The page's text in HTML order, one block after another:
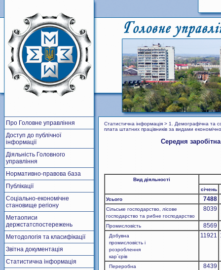
Про Головне управління
Доступ до публічної
інформації
Діяльність Головного
управління
Нормативно-правова база
Публікації
Соціально-економічне
становище регіону
Метаописи
держстатспостережень
Методологія та класифікації
Звітна документація
Статистична інформація
Статистична інформація > 1. Демографічна та
плата штатних працівників за видами
Середня
Вид діяльності
січень
Усього
7488
Сільське господарство, лісове
господарство та рибне господарство
8039
Промисловість 8569
Добувна
промисловість і
розроблення
кар`єрів
11921
Переробна
8439